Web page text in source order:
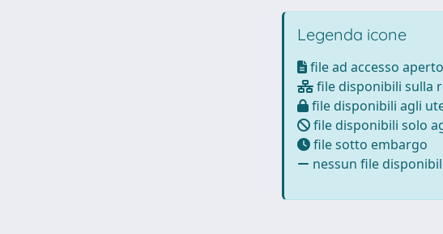
Legenda icone
file ad accesso aperto
file disponibili sulla
file disponibili agli
file disponibili solo
file sotto embargo
nessun file